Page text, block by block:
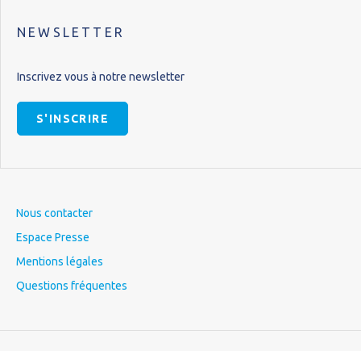
NEWSLETTER
Inscrivez vous à notre newsletter
S'INSCRIRE
Nous contacter
Espace Presse
Mentions légales
Questions fréquentes